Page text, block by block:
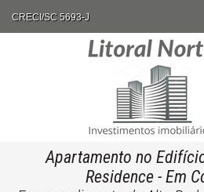
CRECI/SC 5693-J
Apartamento no
Residence- Em